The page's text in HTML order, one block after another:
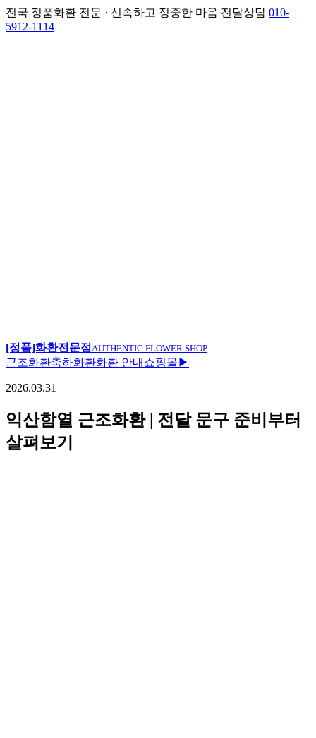
전국 정품화환 전문 · 신속하고 정중한 마음 전달상담 010-
5912-1114
[정품]화환전문점 AUTHENTIC FLOWER SHOP
근조화환축하화환화환 안내 쇼핑몰▶
2026.03.31
익산함열 근조화환 | 전달 문구 준비부터
살펴보기